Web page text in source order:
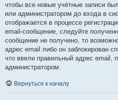
чтобы все новые учётные записи
или администратором до входа в
отображается в процессе
email-сообщение, следуйте
сообщение не получено, то
адрес email либо он заблокирован
что ввели правильный адрес email,
администратором.
Вернуться к началу